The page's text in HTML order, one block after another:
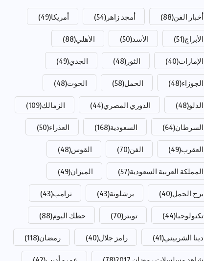
أخبار الفن(88) أمجد زاهر (54) أمريكا(49)
الأبراج(51) الأسد(50) الأهلي(88)
الإمارات(40) الثور (48) الجدي(49)
الجوزاء(48) الحمل(58) الحوت(48)
الدلو(48) الدوري المصري(44) الزمالك(109)
السرطان(64) السعودية(168) العذراء(50)
العقرب(49) الفن(70) القوس(48)
المملكة العربية السعودية(57) الميزان(49)
برج الحمل(40) برشلونة(43) ترامب(43)
تكنولوجيا(44) تويتر (70) حظك اليوم(88)
دينا الشربيني(41) رامز جلال(40) رمضان(118)